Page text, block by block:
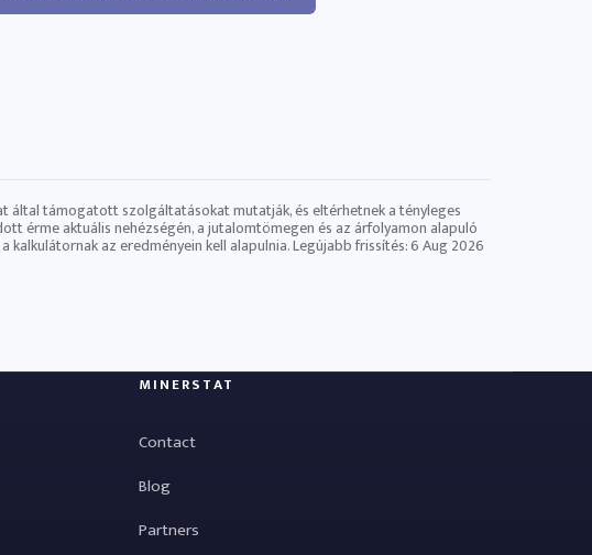
által támogatott szolgáltatásokat mutatják, és eltérhetnek a tényleges
érme aktuális nehézségén, a jutalomtömegen és az árfolyamon alapuló
az eredményein kell alapulnia. Legújabb frissítés:6 Aug 2026
MINERSTAT
Contact
Blog
Partners